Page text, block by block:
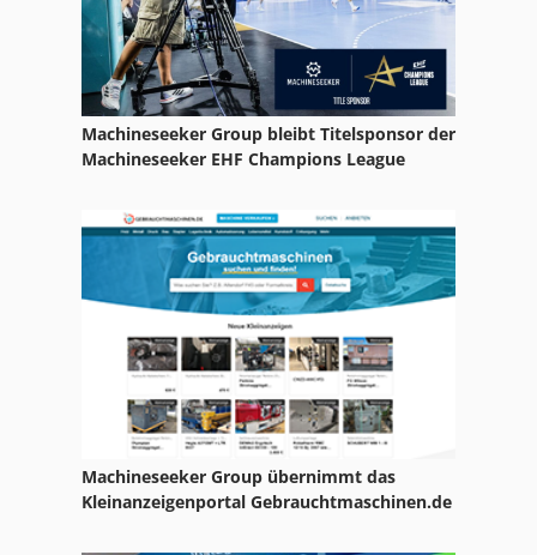
Lafis Lehci
Langgut
Lpg Endermologie
Lpg Gerät
Lpg Lipomassage
Lpg Stapler
Rungengestell
Machineseeker Group bleibt Titelsponsor der
Machineseeker EHF Champions League
Machineseeker Group übernimmt das
Kleinanzeigenportal Gebrauchtmaschinen.de